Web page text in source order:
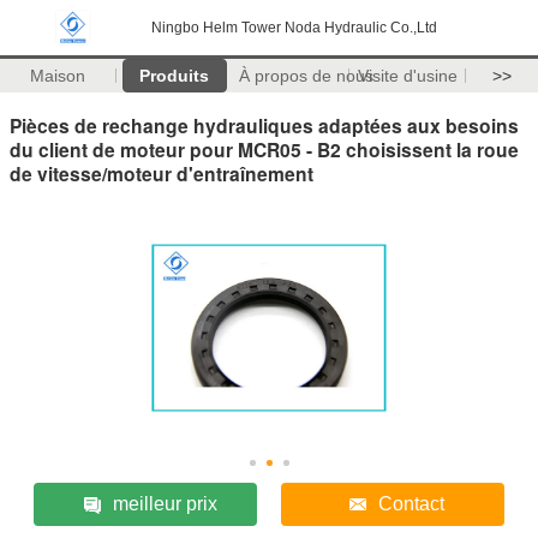
Ningbo Helm Tower Noda Hydraulic Co.,Ltd
Maison Produits À propos de nousVisite d'usine >>
Pièces de rechange hydrauliques adaptées aux besoins
du client de moteur pour MCR05 - B2 choisissent la roue
de vitesse/moteur d'entraînement
meilleur prix Contact